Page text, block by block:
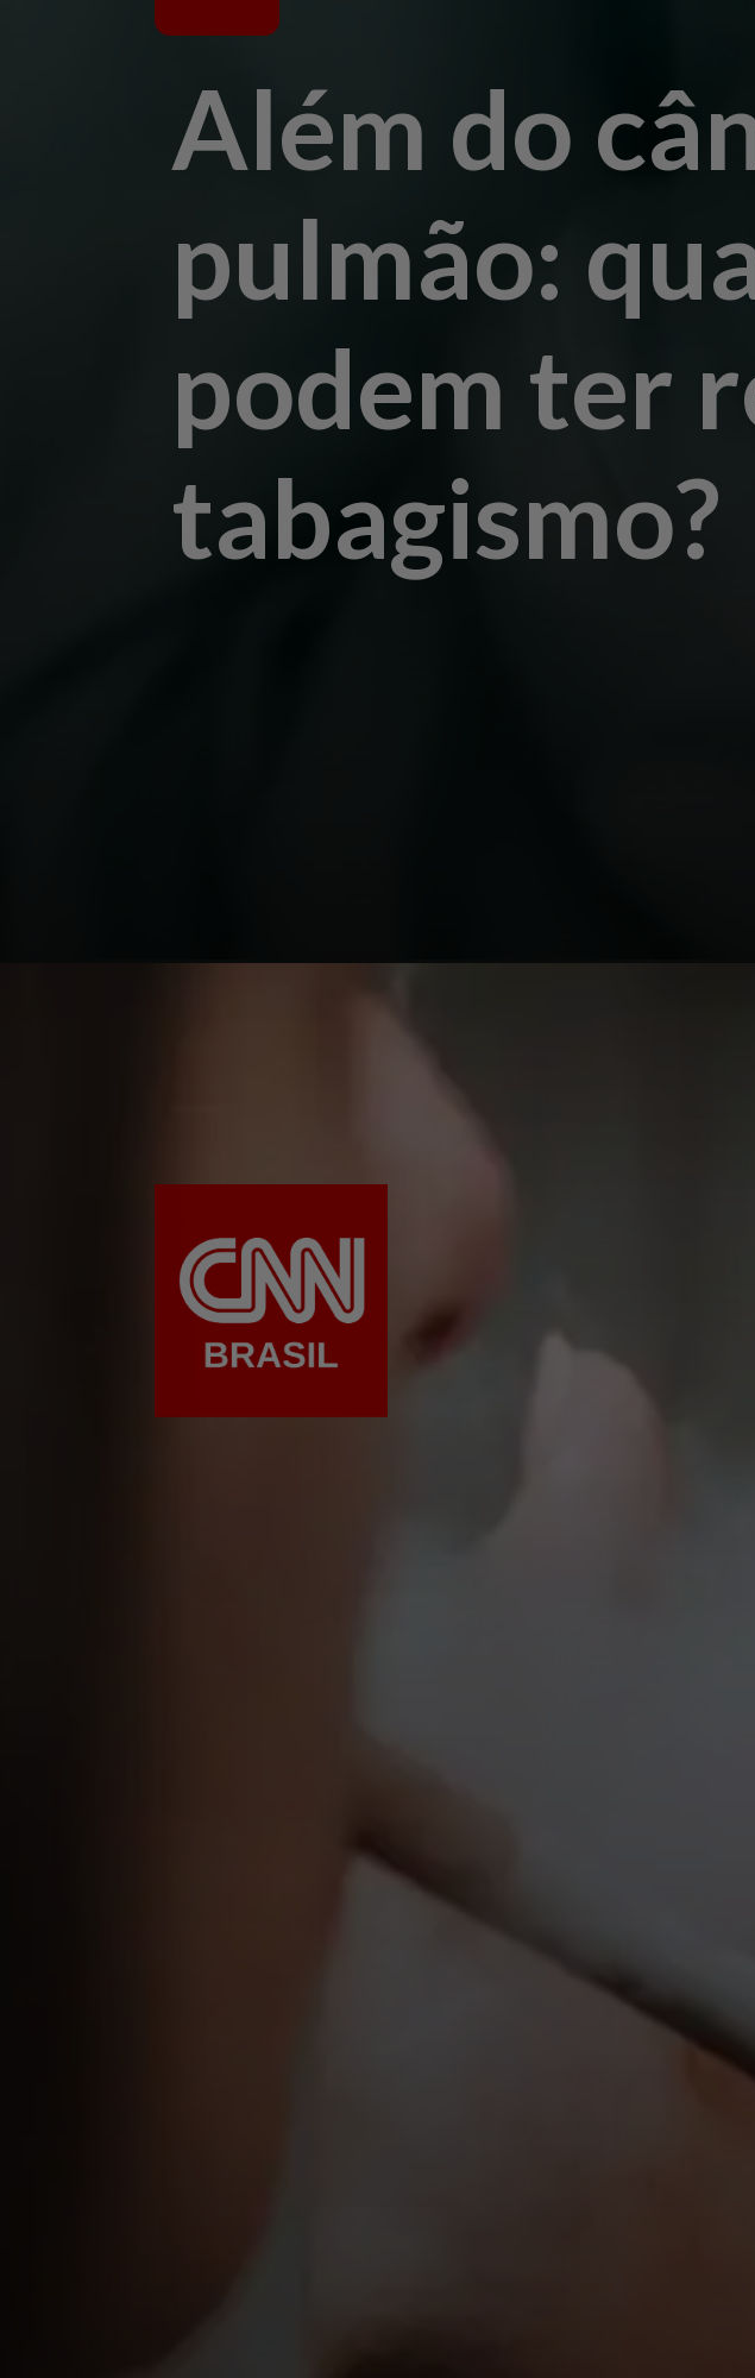
Além do
pulmão:
podem ter
tabagismo?